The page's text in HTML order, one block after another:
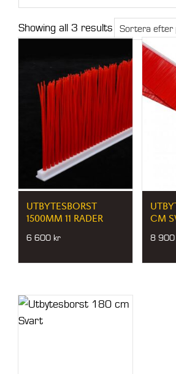
Min
pris
Max
pris
Showing all 3 resultsSorted
by
price:
low
to
high
Sortera efter
UTBYTESBORST
1500MM 11 RADER
6 600 kr
CM
8 900